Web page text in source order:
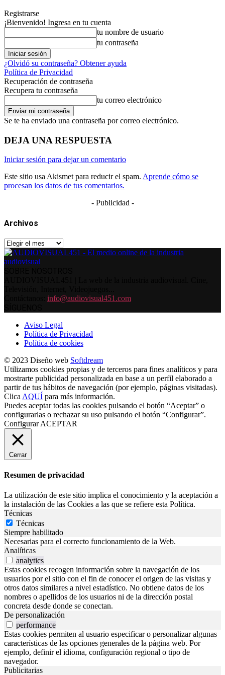
Registrarse
¡Bienvenido! Ingresa en tu cuenta
tu nombre de usuario
tu contraseña
¿Olvidó su contraseña? Obtener ayuda
Política de Privacidad
Recuperación de contraseña
Recupera tu contraseña
tu correo electrónico
Se te ha enviado una contraseña por correo electrónico.
DEJA UNA RESPUESTA
Iniciar sesión para dejar un comentario
Este sitio usa Akismet para reducir el spam. Aprende cómo se
procesan los datos de tus comentarios.
- Publicidad -
Archivos
Archivos
info@audiovisual451.com
Aviso Legal
Política de Privacidad
Política de cookies
© 2023 Diseño web Softdream
Utilizamos cookies propias y de terceros para fines analíticos y para
mostrarte publicidad personalizada en base a un perfil elaborado a
partir de tus hábitos de navegación (por ejemplo, páginas visitadas).
Clica AQUÍ para más información.
Puedes aceptar todas las cookies pulsando el botón “Aceptar” o
configurarlas o rechazar su uso pulsando el botón “Configurar”.
Configurar ACEPTAR
Cerrar
Resumen de privacidad
La utilización de este sitio implica el conocimiento y la aceptación a
la instalación de las Cookies a las que se refiere esta Política.
Técnicas
Técnicas
Siempre habilitado
Necesarias para el correcto funcionamiento de la Web.
Analíticas
analytics
Estas cookies recogen información sobre la navegación de los
usuarios por el sitio con el fin de conocer el origen de las visitas y
otros datos similares a nivel estadístico. No obtiene datos de los
nombres o apellidos de los usuarios ni de la dirección postal
concreta desde donde se conectan.
De personalización
performance
Estas cookies permiten al usuario especificar o personalizar algunas
características de las opciones generales de la página web. Por
ejemplo, definir el idioma, configuración regional o tipo de
navegador.
Publicitarias